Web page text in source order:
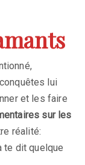
lui
et les faire
sur les
réalité:
te dit quelque